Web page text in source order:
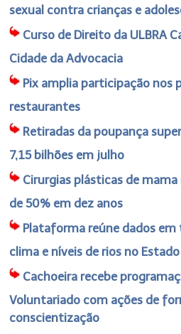
sexual contra crianças e
Curso de Direito da ULBRA
Cidade da Advocacia
Pix amplia participação nos
restaurantes
Retiradas da poupança
7,15 bilhões em julho
Cirurgias plásticas de mama
de 50% em dez anos
Plataforma reúne dados em
clima e níveis de rios no Estado
Cachoeira recebe
Voluntariado com ações de
conscientização